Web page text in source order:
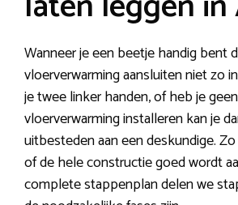
Wanneer je een beetje handig bent
vloerverwarming aansluiten niet zo
je twee linker handen, of heb je
vloerverwarming installeren kan je
uitbesteden aan een deskundige.
of de hele constructie goed wordt
complete stappenplan delen we